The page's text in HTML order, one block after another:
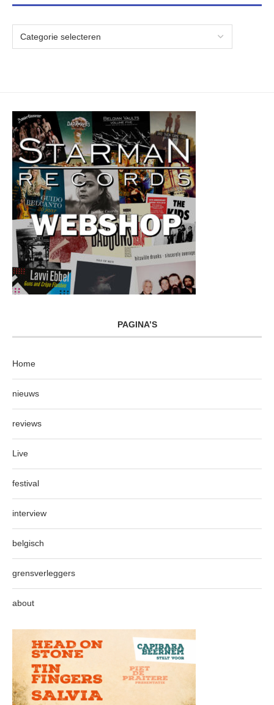
PAGINA’S
Home
nieuws
reviews
Live
festival
interview
belgisch
grensverleggers
about